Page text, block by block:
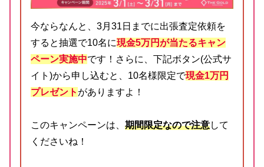
今ならなんと、3月31日までに出張査定依頼を
すると抽選で10名に現金5万円が当たるキャン
ペーン実施中です！さらに、下記ボタン(公式サ
イト)から申し込むと、10名様限定で現金1万円
プレゼント がありますよ！
このキャンペーンは、 期間限定なので注意して
くださいね！